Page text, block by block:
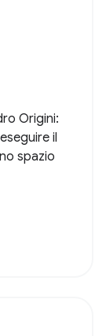
Origini:
il
spazio